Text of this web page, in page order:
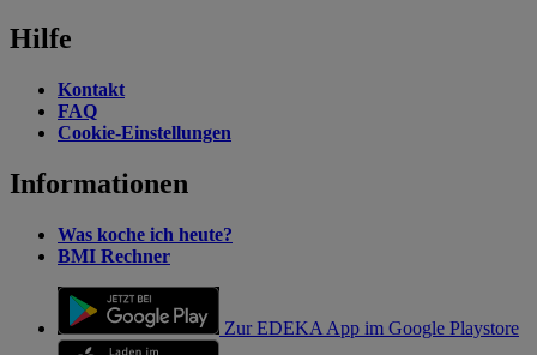
Hilfe
Kontakt
FAQ
Cookie-Einstellungen
Informationen
Was koche ich heute?
BMI Rechner
Zur EDEKA App im Google Playstore